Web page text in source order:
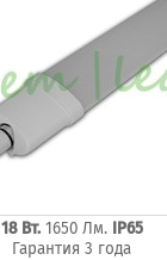
18 Вт.1650 Лм.
IP65
Гарантия 3 года